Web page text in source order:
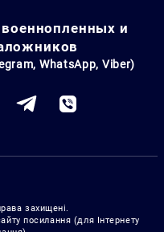
и
WhatsApp, Viber)
захищені.
посилання (для Інтернету